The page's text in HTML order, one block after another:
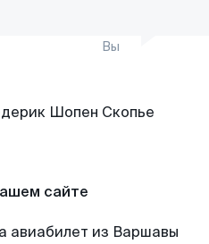
Вы
сайте
авиабилет из Варшавы